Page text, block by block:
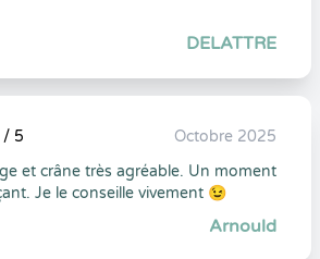
DELATTRE
/ 5
Octobre 2025
et crâne très agréable. Un moment
Je le conseille vivement 😉
Arnould